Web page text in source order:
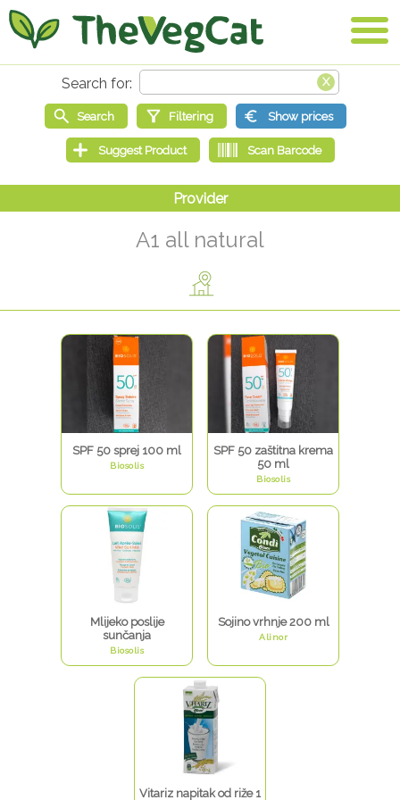
A1 all natural
SPF 50 sprej 100 ml
Biosolis
SPF 50 zaštitna krema
50 ml
Biosolis
Mlijeko poslije
sunčanja
Biosolis
Sojino vrhnje 200 ml
Alinor
Vitariz napitak od riže 1